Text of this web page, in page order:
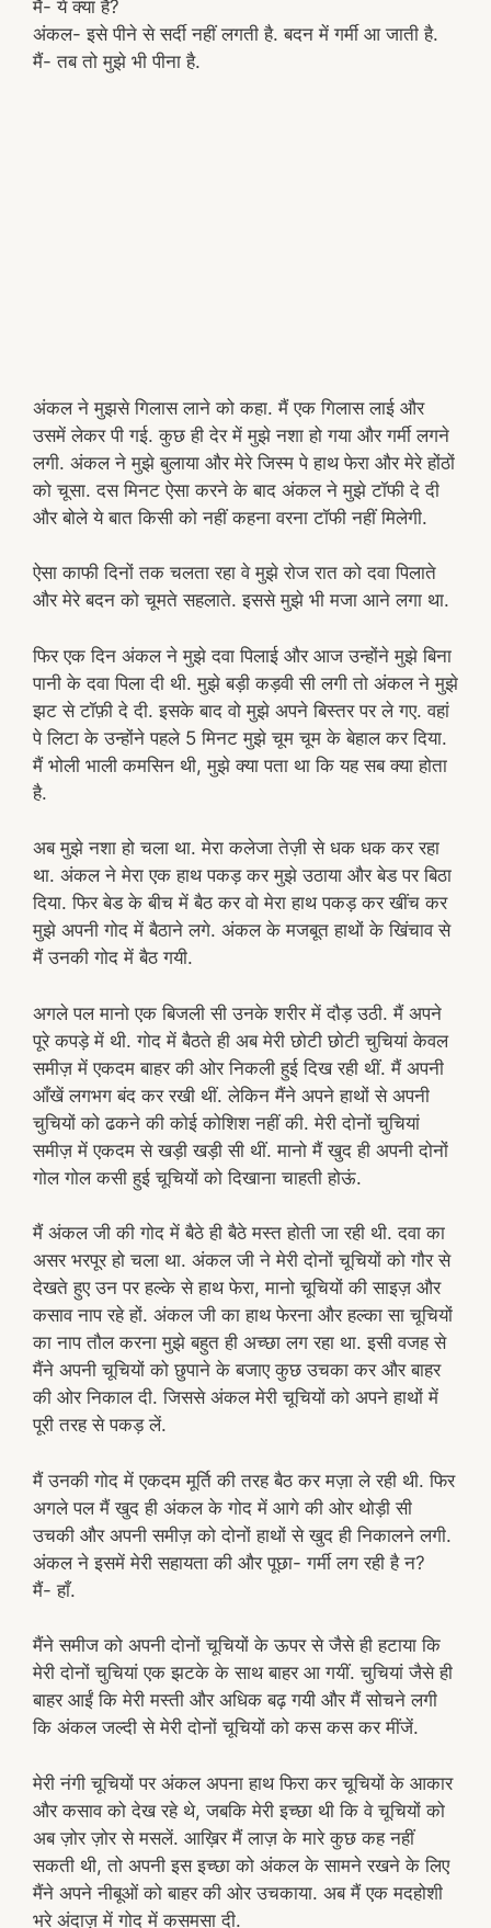
मैं- ये क्या है?
अंकल- इसे पीने से सर्दी नहीं लगती है. बदन में गर्मी आ जाती है.
मैं- तब तो मुझे भी पीना है.
अंकल ने मुझसे गिलास लाने को कहा. मैं एक गिलास लाई और
उसमें लेकर पी गई. कुछ ही देर में मुझे नशा हो गया और गर्मी लगने
लगी. अंकल ने मुझे बुलाया और मेरे जिस्म पे हाथ फेरा और मेरे होंठों
को चूसा. दस मिनट ऐसा करने के बाद अंकल ने मुझे टॉफी दे दी
और बोले ये बात किसी को नहीं कहना वरना टॉफी नहीं मिलेगी.
ऐसा काफी दिनों तक चलता रहा वे मुझे रोज रात को दवा पिलाते
और मेरे बदन को चूमते सहलाते. इससे मुझे भी मजा आने लगा था.
फिर एक दिन अंकल ने मुझे दवा पिलाई और आज उन्होंने मुझे बिना
पानी के दवा पिला दी थी. मुझे बड़ी कड़वी सी लगी तो अंकल ने मुझे
झट से टॉफ़ी दे दी. इसके बाद वो मुझे अपने बिस्तर पर ले गए. वहां
पे लिटा के उन्होंने पहले 5 मिनट मुझे चूम चूम के बेहाल कर दिया.
मैं भोली भाली कमसिन थी, मुझे क्या पता था कि यह सब क्या होता
है.
अब मुझे नशा हो चला था. मेरा कलेजा तेज़ी से धक धक कर रहा
था. अंकल ने मेरा एक हाथ पकड़ कर मुझे उठाया और बेड पर बिठा
दिया. फिर बेड के बीच में बैठ कर वो मेरा हाथ पकड़ कर खींच कर
मुझे अपनी गोद में बैठाने लगे. अंकल के मजबूत हाथों के खिंचाव से
मैं उनकी गोद में बैठ गयी.
अगले पल मानो एक बिजली सी उनके शरीर में दौड़ उठी. मैं अपने
पूरे कपड़े में थी. गोद में बैठते ही अब मेरी छोटी छोटी चुचियां केवल
समीज़ में एकदम बाहर की ओर निकली हुई दिख रही थीं. मैं अपनी
आँखें लगभग बंद कर रखी थीं. लेकिन मैंने अपने हाथों से अपनी
चुचियों को ढकने की कोई कोशिश नहीं की. मेरी दोनों चुचियां
समीज़ में एकदम से खड़ी खड़ी सी थीं. मानो मैं खुद ही अपनी दोनों
गोल गोल कसी हुई चूचियों को दिखाना चाहती होऊं.
मैं अंकल जी की गोद में बैठे ही बैठे मस्त होती जा रही थी. दवा का
असर भरपूर हो चला था. अंकल जी ने मेरी दोनों चूचियों को गौर से
देखते हुए उन पर हल्के से हाथ फेरा, मानो चूचियों की साइज़ और
कसाव नाप रहे हों. अंकल जी का हाथ फेरना और हल्का सा चूचियों
का नाप तौल करना मुझे बहुत ही अच्छा लग रहा था. इसी वजह से
मैंने अपनी चूचियों को छुपाने के बजाए कुछ उचका कर और बाहर
की ओर निकाल दी. जिससे अंकल मेरी चूचियों को अपने हाथों में
पूरी तरह से पकड़ लें.
मैं उनकी गोद में एकदम मूर्ति की तरह बैठ कर मज़ा ले रही थी. फिर
अगले पल मैं खुद ही अंकल के गोद में आगे की ओर थोड़ी सी
उचकी और अपनी समीज़ को दोनों हाथों से खुद ही निकालने लगी.
अंकल ने इसमें मेरी सहायता की और पूछा- गर्मी लग रही है न?
मैं- हाँ.
मैंने समीज को अपनी दोनों चूचियों के ऊपर से जैसे ही हटाया कि
मेरी दोनों चुचियां एक झटके के साथ बाहर आ गयीं. चुचियां जैसे ही
बाहर आईं कि मेरी मस्ती और अधिक बढ़ गयी और मैं सोचने लगी
कि अंकल जल्दी से मेरी दोनों चूचियों को कस कस कर मींजें.
मेरी नंगी चूचियों पर अंकल अपना हाथ फिरा कर चूचियों के आकार
और कसाव को देख रहे थे, जबकि मेरी इच्छा थी कि वे चूचियों को
अब ज़ोर ज़ोर से मसलें. आख़िर मैं लाज़ के मारे कुछ कह नहीं
सकती थी, तो अपनी इस इच्छा को अंकल के सामने रखने के लिए
मैंने अपने नीबूओं को बाहर की ओर उचकाया. अब मैं एक मदहोशी
भरे अंदाज़ में गोद में कसमसा दी.